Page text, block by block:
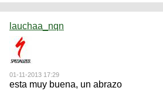
lauchaa_nqn
01-11-2013 17:29
esta muy buena, un abrazo